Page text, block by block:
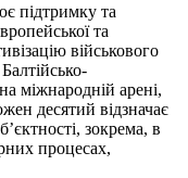
підтримку та
та
військового
міжнародній арені,
десятий відзначає
зокрема, в
процесах,